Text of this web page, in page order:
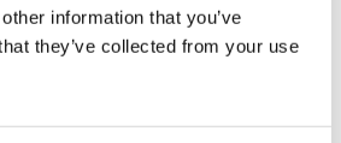
information that you’ve
they’ve collected from your use